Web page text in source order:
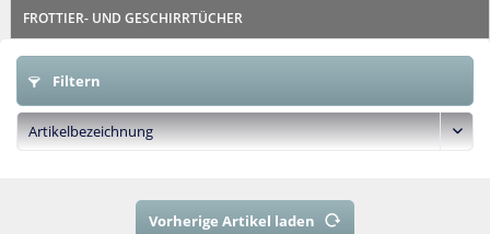
FROTTIER- UND GESCHIRRTÜCHER
Filtern
Vorherige Artikel laden